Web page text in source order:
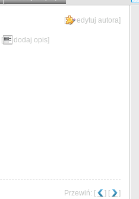
[ edytuj autora]
[ dodaj opis]
Przewiń: [ ] [ ]